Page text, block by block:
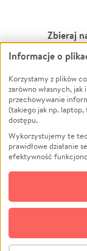
Zbieraj
Leczenie
Zwierzęta
Pożar
Ukraina
Pomoc
Projekty
Pogrzeb
Społeczność
Kultura
Informacje o
Korzystamy z plików
zarówno własnych,
przechowywanie
(takiego jak np.
dostępu.
Wykorzystujemy te
prawidłowe działanie
efektywność
technologii do celów
zgodę na ich
możliwość zmiany
do której link
cookie